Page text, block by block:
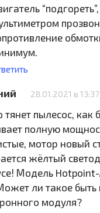
“подгореть”,
28.01.2021 в 13:37
тянет пылесос, как
полную
мотор новый
жёлтый
Модель
ли такое быть
модуля?